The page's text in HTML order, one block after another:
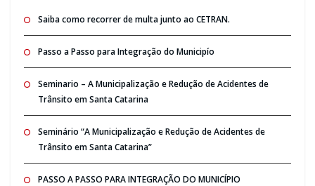
Saiba como recorrer de multa junto ao CETRAN.
Passo a Passo para Integração do Municipío
Seminario – A Municipalização e Redução de Acidentes de
Trânsito em Santa Catarina
Seminário “A Municipalização e Redução de Acidentes de
Trânsito em Santa Catarina”
PASSO A PASSO PARA INTEGRAÇÃO DO MUNICÍPIO